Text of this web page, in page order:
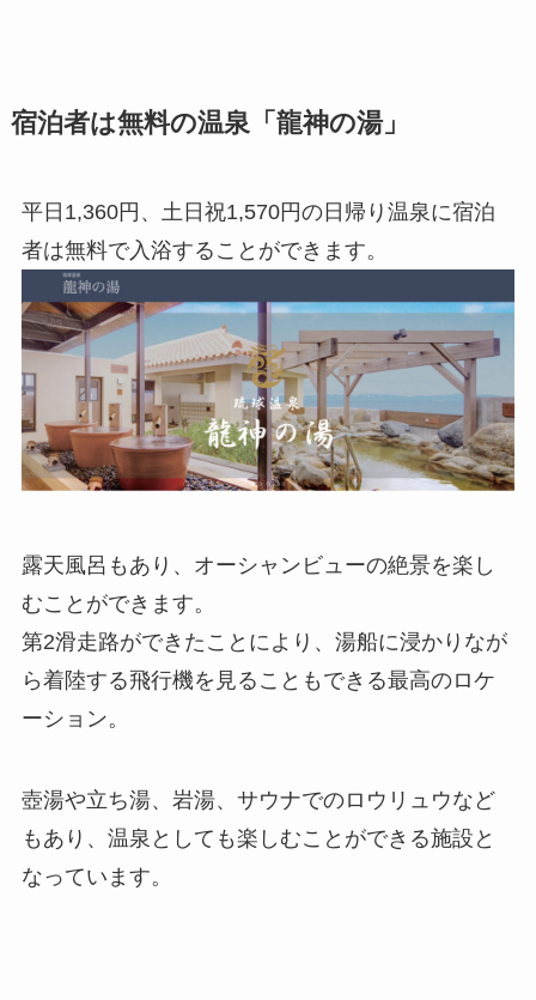
宿泊者は無料の温泉「龍神の湯」
平日1,360円、土日祝1,570円の日帰り温泉に宿泊
者は無料で入浴することができます。
露天風呂もあり、オーシャンビューの絶景を楽し
むことができます。
第2滑走路ができたことにより、湯船に浸かりなが
ら着陸する飛行機を見ることもできる最高のロケ
ーション。
壺湯や立ち湯、岩湯、サウナでのロウリュウなど
もあり、温泉としても楽しむことができる施設と
なっています。